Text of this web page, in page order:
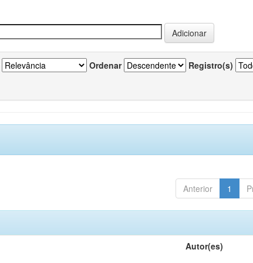
Ordenar Registro(s)
Anterior 1
Autor(es)